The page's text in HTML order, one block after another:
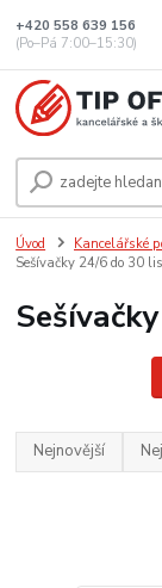
+420 558 639 156
(Po–Pá 7:00–15:30)
Úvod Kancelářské
Sešívačky 24/6 do 30
Nejnovější